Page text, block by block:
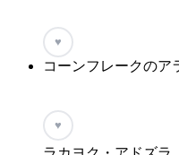
♥
コーンフレークのア
♥